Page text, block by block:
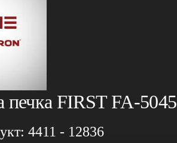
печка FIRST FA-
4411 - 12836